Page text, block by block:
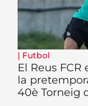
| Futbol
El Reus
la
40è Torneig